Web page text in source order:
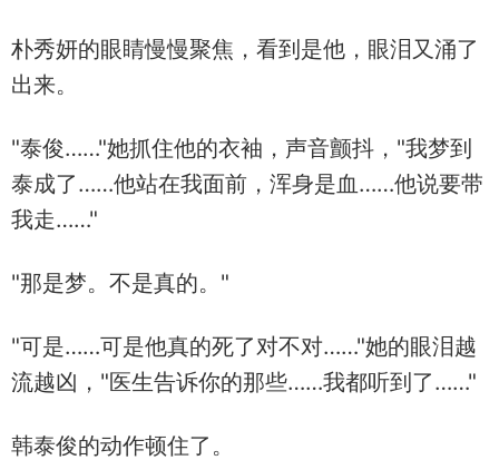
朴秀妍的眼睛慢慢聚焦，看到是他，眼泪又涌了
出来。
"泰俊……"她抓住他的衣袖，声音颤抖，"我梦到
泰成了……他站在我面前，浑身是血……他说要带
我走……"
"那是梦。不是真的。"
"可是……可是他真的死了对不对……"她的眼泪越
流越凶，"医生告诉你的那些……我都听到了……"
韩泰俊的动作顿住了。